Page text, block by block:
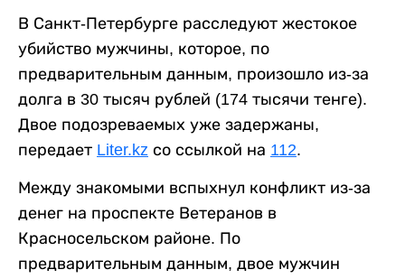
В Санкт-Петербурге расследуют жестокое
убийство мужчины, которое, по
предварительным данным, произошло из-за
долга в 30 тысяч рублей (174 тысячи тенге).
Двое подозреваемых уже задержаны,
передает Liter.kz со ссылкой на 112.
Между знакомыми вспыхнул конфликт из-за
денег на проспекте Ветеранов в
Красносельском районе. По
предварительным данным, двое мужчин